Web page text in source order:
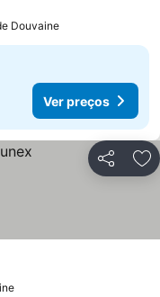
Douvaine
Ver preços
Partilhar